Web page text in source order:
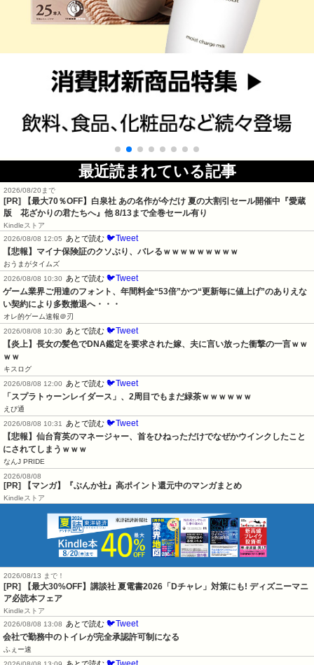
最近読まれている記事
2026/08/20まで
[PR]
【最大70％OFF】白泉社 あの名作が今だけ 夏の大割引セール開催中『愛蔵
版 花ざかりの君たちへ』他 8/13まで全巻セール有り
Kindleストア
2026/08/08 12:05
あとで読む 🐦Tweet
【悲報】マイナ保険証のクソぶり、バレるｗｗｗｗｗｗｗｗｗ
おうまがタイムズ
2026/08/08 10:30
あとで読む 🐦Tweet
ゲーム業界ご用達のフォント、年間料金“53倍”かつ“更新毎に値上げ”のありえな
い契約により多数撤退へ・・・
オレ的ゲーム速報＠刃
2026/08/08 10:30
あとで読む 🐦Tweet
【炎上】長女の髪色でDNA鑑定を要求された嫁、夫に言い放った衝撃の一言ｗｗ
ｗｗ
キスログ
2026/08/08 12:00
あとで読む 🐦Tweet
「スプラトゥーンレイダース」、2周目でもまだ緑茶ｗｗｗｗｗｗ
えび通
2026/08/08 10:31
あとで読む 🐦Tweet
【悲報】仙台育英のマネージャー、首をひねっただけでなぜかウインクしたこと
にされてしまうｗｗｗ
なんJ PRIDE
2026/08/08
[PR] 【マンガ】『ぶんか社』高ポイント還元中のマンガまとめ
Kindleストア
2026/08/13 まで！
[PR] 【最大30%OFF】講談社 夏電書2026「Dチャレ」対策にも! ディズニーマニ
ア必読本フェア
Kindleストア
2026/08/08 13:08
あとで読む 🐦Tweet
会社で勤務中のトイレが完全承認許可制になる
ふぇー速